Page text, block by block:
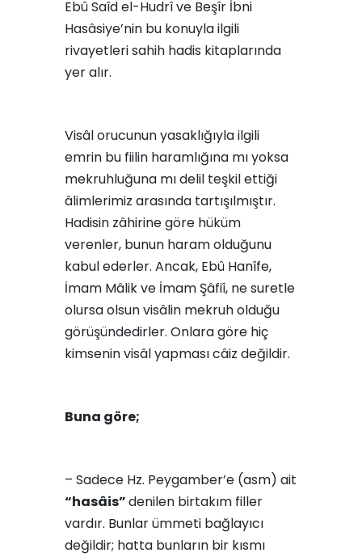
Ebû Saîd el-Hudrî ve Beşîr İbni
Hasâsiye’nin bu konuyla ilgili
rivayetleri sahih hadis kitaplarında
yer alır.
Visâl orucunun yasaklığıyla ilgili
emrin bu fiilin haramlığına mı yoksa
mekruhluğuna mı delil teşkil ettiği
âlimlerimiz arasında tartışılmıştır.
Hadisin zâhirine göre hüküm
verenler, bunun haram olduğunu
kabul ederler. Ancak, Ebû Hanîfe,
İmam Mâlik ve İmam Şâfiî, ne suretle
olursa olsun visâlin mekruh olduğu
görüşündedirler. Onlara göre hiç
kimsenin visâl yapması câiz değildir.
Buna göre;
– Sadece Hz. Peygamber’e (asm) ait
“hasâis”denilen birtakım filler
vardır. Bunlar ümmeti bağlayıcı
değildir; hatta bunların bir kısmı